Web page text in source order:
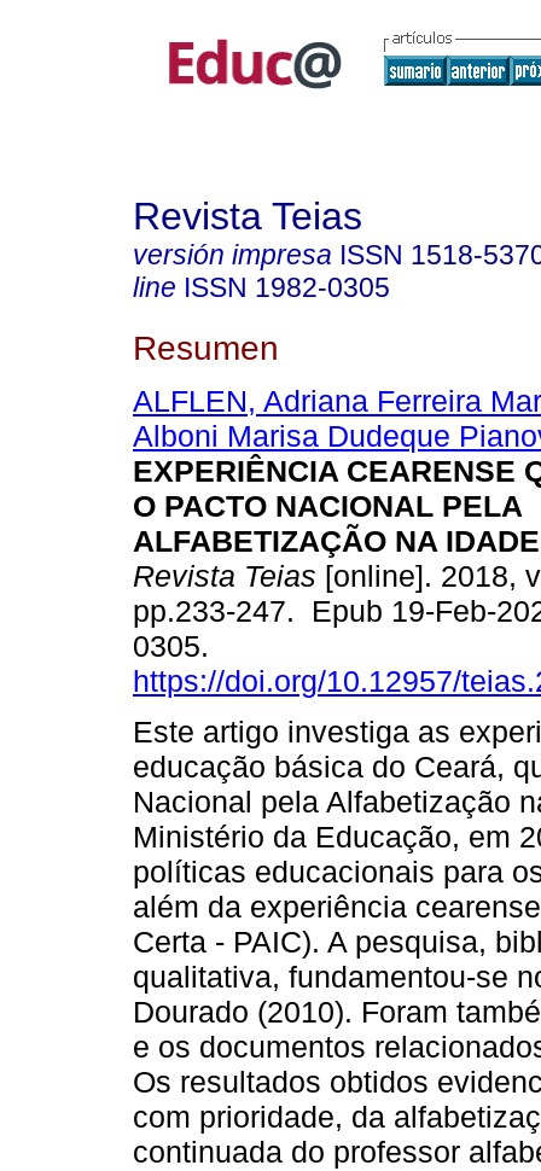
Revista Teias
versión impresa ISSN 1518-
line ISSN 1982-0305
Resumen
ALFLEN, Adriana Ferreira
Alboni Marisa Dudeque
EXPERIÊNCIA CEARENSE
O PACTO NACIONAL PELA
ALFABETIZAÇÃO NA
Revista Teias [online]. 2018,
pp.233-247. Epub 19-Feb-
0305.
https://doi.org/10.12957/
Este artigo investiga as
educação básica do Ceará,
Nacional pela Alfabetização
Ministério da Educação, em
políticas educacionais para
além da experiência
Certa - PAIC). A pesquisa,
qualitativa, fundamentou-se
Dourado (2010). Foram
e os documentos
Os resultados obtidos
com prioridade, da
continuada do professor